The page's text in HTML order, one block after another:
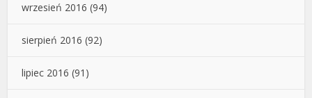
wrzesień 2016 (94)
sierpień 2016 (92)
lipiec 2016 (91)